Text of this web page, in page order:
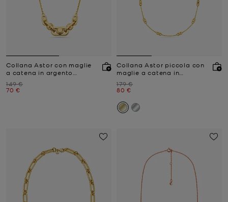
Collana Astor con maglie
a catena in argento
metallo prezioso
Prezzo iniziale
149 €
Prezzo attuale
70 €
Collana Astor piccola con
maglie a catena in
placcatura in metallo
Prezzo iniziale
179 €
Prezzo attuale
80 €